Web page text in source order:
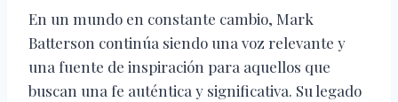
En un mundo en constante cambio, Mark
Batterson continúa siendo una voz relevante y
una fuente de inspiración para aquellos que
buscan una fe auténtica y significativa. Su legado